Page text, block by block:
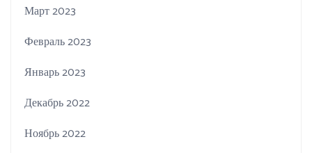
Март 2023
Февраль 2023
Январь 2023
Декабрь 2022
Ноябрь 2022